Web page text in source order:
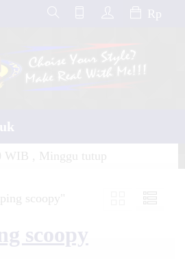
Rp
WIB , Minggu tutup
scoopy"
scoopy